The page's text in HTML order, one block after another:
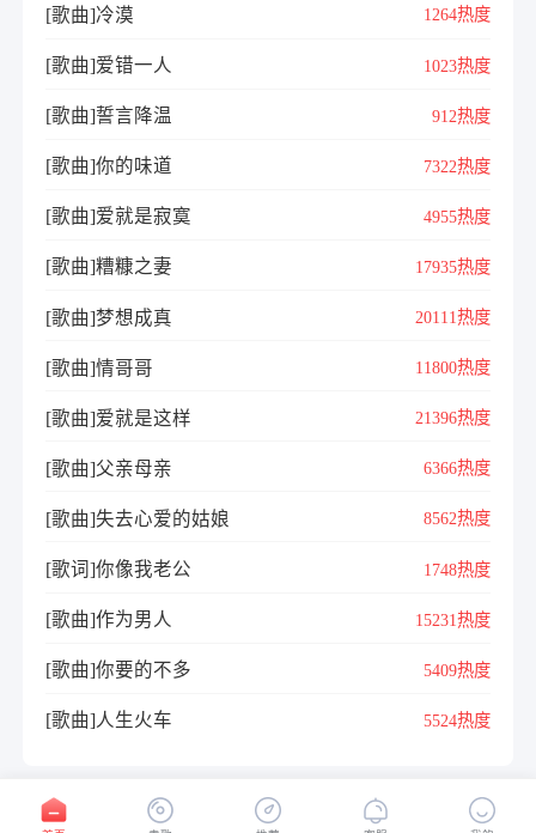
[歌曲]冷漠 1264热度
[歌曲]爱错一人 1023热度
[歌曲]誓言降温 912热度
[歌曲]你的味道 7322热度
[歌曲]爱就是寂寞 4955热度
[歌曲]糟糠之妻 17935热度
[歌曲]梦想成真 20111热度
[歌曲]情哥哥 11800热度
[歌曲]爱就是这样 21396热度
[歌曲]父亲母亲 6366热度
[歌曲]失去心爱的姑娘 8562热度
[歌词]你像我老公 1748热度
[歌曲]作为男人 15231热度
[歌曲]你要的不多 5409热度
[歌曲]人生火车 5524热度